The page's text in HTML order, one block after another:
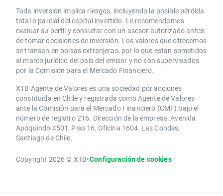
Toda inversión implica riesgos, incluyendo la posible pérdida
total o parcial del capital invertido. Le recomendamos
evaluar su perfil y consultar con un asesor autorizado antes
de tomar decisiones de inversión. Los valores que ofrecemos
se transan en bolsas extranjeras, por lo que están sometidos
al marco jurídico del país del emisor y no son supervisados
por la Comisión para el Mercado Financiero.
XTB Agente de Valores es una sociedad por acciones
constituida en Chile y registrada como Agente de Valores
ante la Comisión para el Mercado Financiero (CMF) bajo el
número de registro 216. Dirección de la empresa: Avenida
Apoquindo 4501, Piso 16, Oficina 1604, Las Condes,
Santiago de Chile.
Copyright 2026 © XTB•Configuración de cookies